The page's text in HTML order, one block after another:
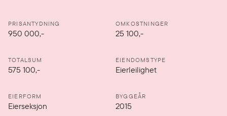
PRISANTYDNING
950 000,-
OMKOSTNINGER
25 100,-
TOTALSUM
575 100,-
EIENDOMSTYPE
Eierleilighet
EIERFORM
Eierseksjon
BYGGEÅR
2015